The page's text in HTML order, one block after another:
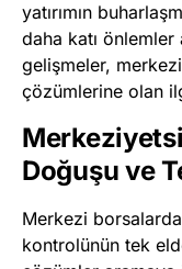
yatırımın
daha katı önlemler
gelişmeler,
çözümlerine olan
Doğuşu ve
Merkezi
kontrolünün tek